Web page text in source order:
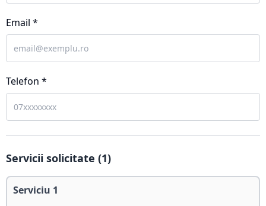
Email *
Telefon *
Servicii solicitate (1)
Serviciu 1